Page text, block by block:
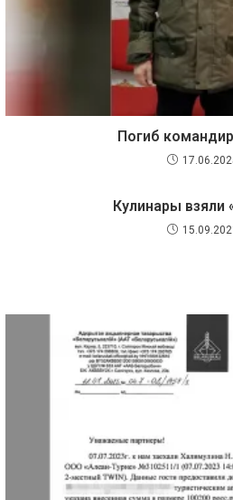
Погиб
Кулинары взяли